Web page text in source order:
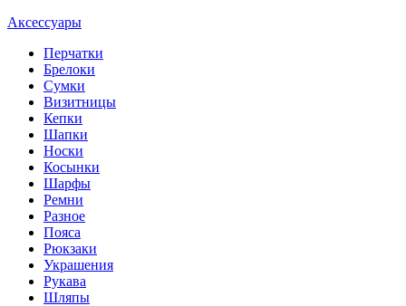
Аксессуары
Перчатки
Брелоки
Сумки
Визитницы
Кепки
Шапки
Носки
Косынки
Шарфы
Ремни
Разное
Пояса
Рюкзаки
Украшения
Рукава
Шляпы